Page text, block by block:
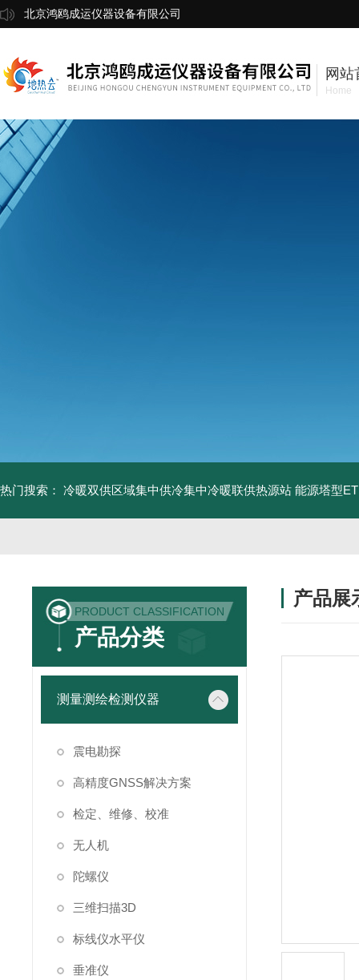
北京鸿鸥成运仪器设备有限公司
网站
Home
热门搜索： 冷暖双供区域集中供冷集中冷暖联供热源站 能源塔型
PRODUCT CLASSIFICATION
产品分类
测量测绘检测仪器
震电勘探
高精度GNSS解决方案
检定、维修、校准
无人机
陀螺仪
三维扫描3D
标线仪水平仪
垂准仪
产品展